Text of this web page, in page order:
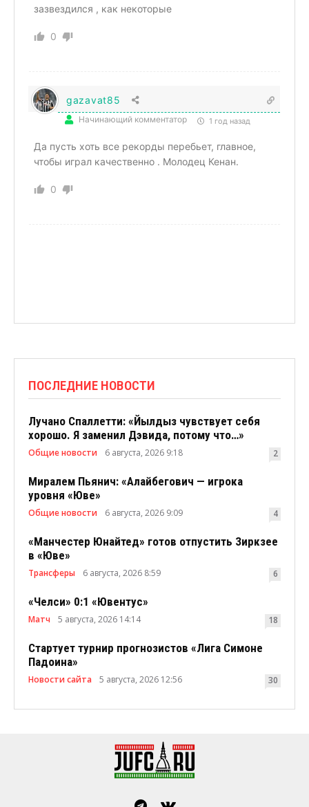
зазвездился , как некоторые
0
gazavat85
Начинающий комментатор 1 год назад
Да пусть хоть все рекорды перебьет, главное,
чтобы играл качественно . Молодец Кенан.
0
ПОСЛЕДНИЕ НОВОСТИ
Лучано Спаллетти: «Йылдыз чувствует себя
хорошо. Я заменил Дэвида, потому что…»
Общие новости 6 августа, 2026 9:18 2
Миралем Пьянич: «Алайбегович — игрока
уровня «Юве»
Общие новости 6 августа, 2026 9:09 4
«Манчестер Юнайтед» готов отпустить Зиркзее
в «Юве»
Трансферы 6 августа, 2026 8:59 6
«Челси» 0:1 «Ювентус»
Матч 5 августа, 2026 14:14 18
Стартует турнир прогнозистов «Лига Симоне
Падоина»
Новости сайта 5 августа, 2026 12:56 30